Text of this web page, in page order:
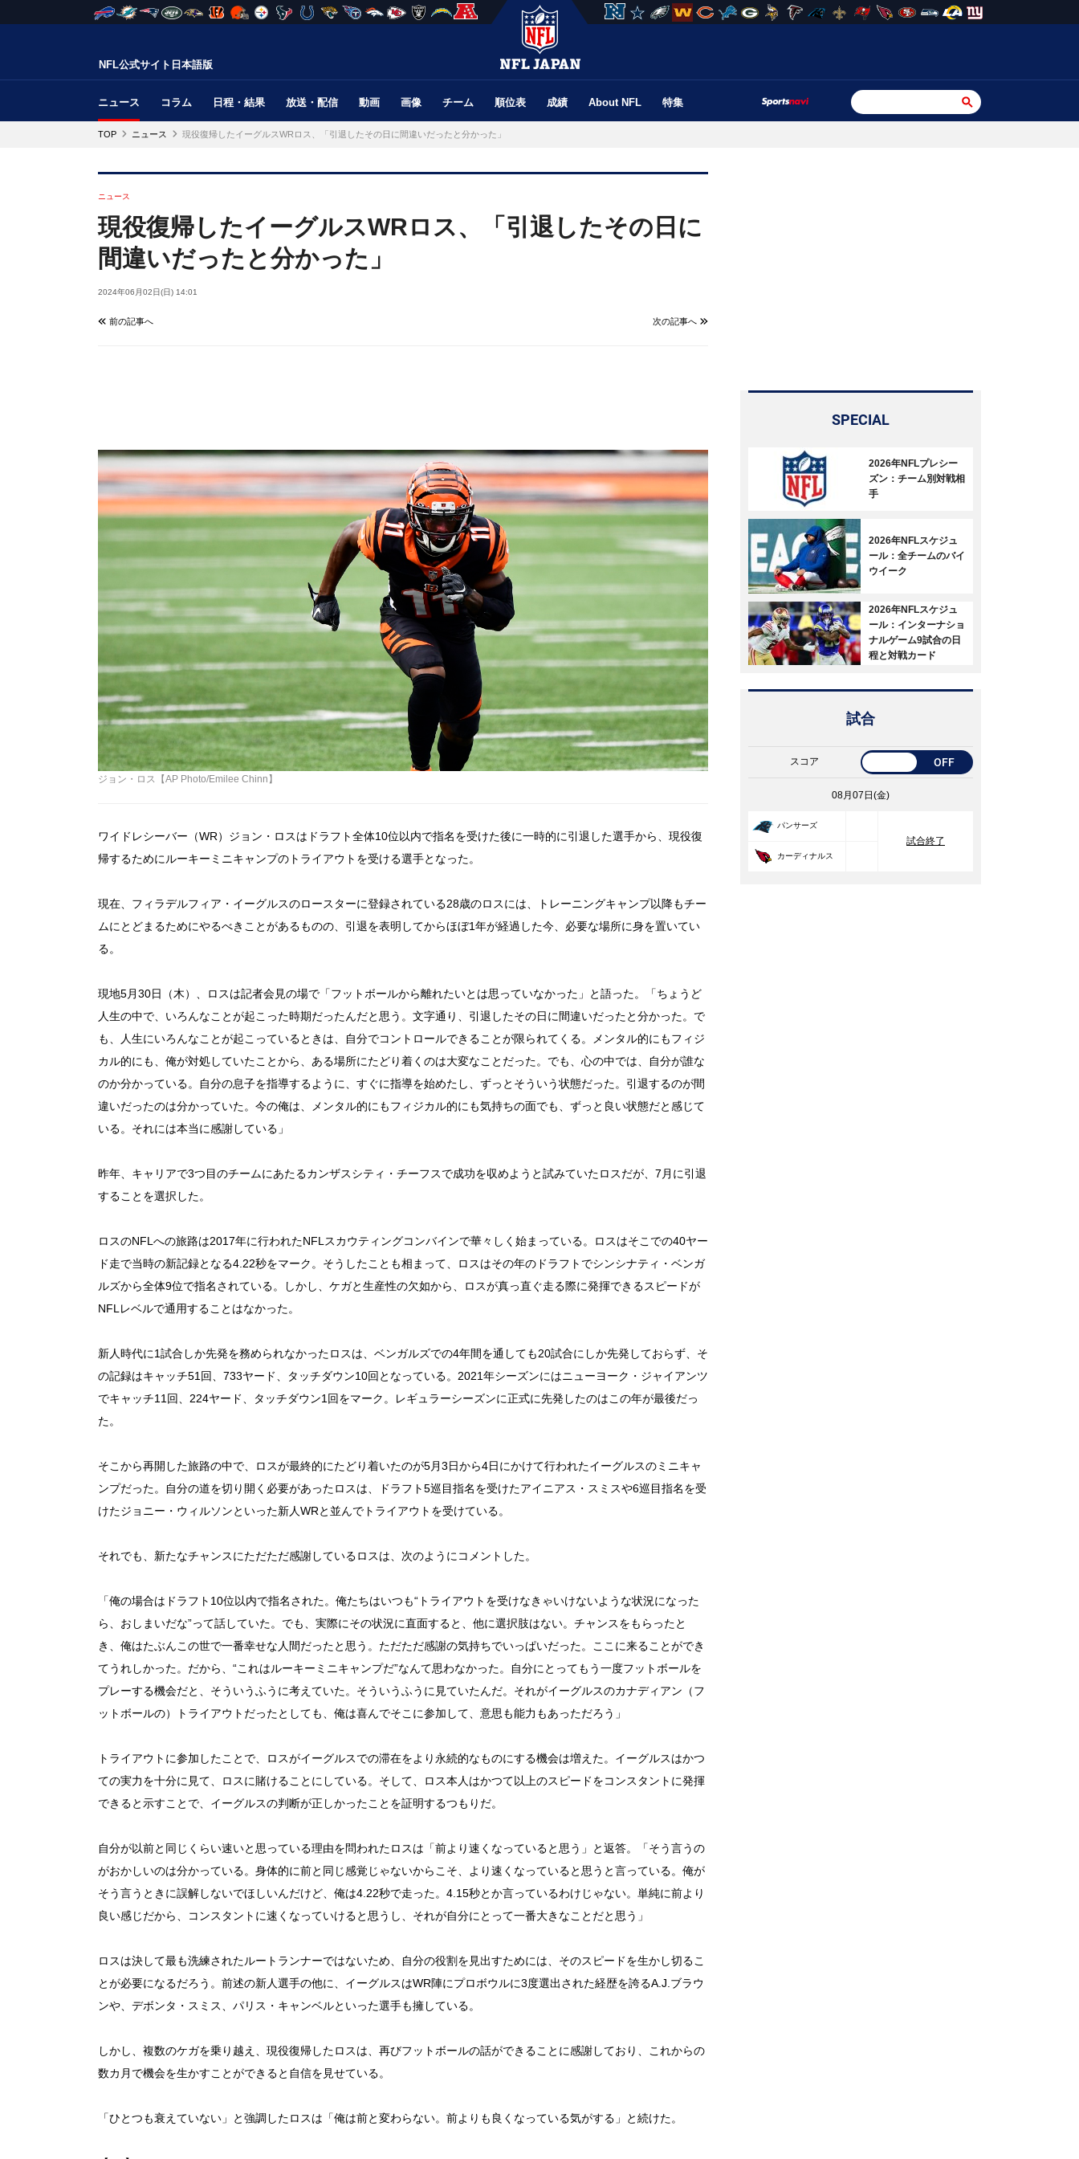
NFL公式サイト日本語版
ニュース コラム 日程・結果 放送・配信 動画 画像 チーム 順位表 成績 About NFL 特集
TOP ニュース 現役復帰したイーグルスWRロス、「引退したその日に間違いだったと分かった」
ニュース
現役復帰したイーグルスWRロス、「引退したその日に
間違いだったと分かった」
2024年06月02日(日) 14:01
前の記事へ 次の記事へ
ジョン・ロス【AP Photo/Emilee Chinn】
ワイドレシーバー（WR）ジョン・ロスはドラフト全体10位以内で指名を受けた後に一時的に引退した選手から、現役復
帰するためにルーキーミニキャンプのトライアウトを受ける選手となった。
現在、フィラデルフィア・イーグルスのロースターに登録されている28歳のロスには、トレーニングキャンプ以降もチー
ムにとどまるためにやるべきことがあるものの、引退を表明してからほぼ1年が経過した今、必要な場所に身を置いてい
る。
現地5月30日（木）、ロスは記者会見の場で「フットボールから離れたいとは思っていなかった」と語った。「ちょうど
人生の中で、いろんなことが起こった時期だったんだと思う。文字通り、引退したその日に間違いだったと分かった。で
も、人生にいろんなことが起こっているときは、自分でコントロールできることが限られてくる。メンタル的にもフィジ
カル的にも、俺が対処していたことから、ある場所にたどり着くのは大変なことだった。でも、心の中では、自分が誰な
のか分かっている。自分の息子を指導するように、すぐに指導を始めたし、ずっとそういう状態だった。引退するのが間
違いだったのは分かっていた。今の俺は、メンタル的にもフィジカル的にも気持ちの面でも、ずっと良い状態だと感じて
いる。それには本当に感謝している」
昨年、キャリアで3つ目のチームにあたるカンザスシティ・チーフスで成功を収めようと試みていたロスだが、7月に引退
することを選択した。
ロスのNFLへの旅路は2017年に行われたNFLスカウティングコンバインで華々しく始まっている。ロスはそこでの40ヤー
ド走で当時の新記録となる4.22秒をマーク。そうしたことも相まって、ロスはその年のドラフトでシンシナティ・ベンガ
ルズから全体9位で指名されている。しかし、ケガと生産性の欠如から、ロスが真っ直ぐ走る際に発揮できるスピードが
NFLレベルで通用することはなかった。
新人時代に1試合しか先発を務められなかったロスは、ベンガルズでの4年間を通しても20試合にしか先発しておらず、そ
の記録はキャッチ51回、733ヤード、タッチダウン10回となっている。2021年シーズンにはニューヨーク・ジャイアンツ
でキャッチ11回、224ヤード、タッチダウン1回をマーク。レギュラーシーズンに正式に先発したのはこの年が最後だっ
た。
そこから再開した旅路の中で、ロスが最終的にたどり着いたのが5月3日から4日にかけて行われたイーグルスのミニキャ
ンプだった。自分の道を切り開く必要があったロスは、ドラフト5巡目指名を受けたアイニアス・スミスや6巡目指名を受
けたジョニー・ウィルソンといった新人WRと並んでトライアウトを受けている。
それでも、新たなチャンスにただただ感謝しているロスは、次のようにコメントした。
「俺の場合はドラフト10位以内で指名された。俺たちはいつも“トライアウトを受けなきゃいけないような状況になった
ら、おしまいだな”って話していた。でも、実際にその状況に直面すると、他に選択肢はない。チャンスをもらったと
き、俺はたぶんこの世で一番幸せな人間だったと思う。ただただ感謝の気持ちでいっぱいだった。ここに来ることができ
てうれしかった。だから、“これはルーキーミニキャンプだ”なんて思わなかった。自分にとってもう一度フットボールを
プレーする機会だと、そういうふうに考えていた。そういうふうに見ていたんだ。それがイーグルスのカナディアン（フ
ットボールの）トライアウトだったとしても、俺は喜んでそこに参加して、意思も能力もあっただろう」
トライアウトに参加したことで、ロスがイーグルスでの滞在をより永続的なものにする機会は増えた。イーグルスはかつ
ての実力を十分に見て、ロスに賭けることにしている。そして、ロス本人はかつて以上のスピードをコンスタントに発揮
できると示すことで、イーグルスの判断が正しかったことを証明するつもりだ。
自分が以前と同じくらい速いと思っている理由を問われたロスは「前より速くなっていると思う」と返答。「そう言うの
がおかしいのは分かっている。身体的に前と同じ感覚じゃないからこそ、より速くなっていると思うと言っている。俺が
そう言うときに誤解しないでほしいんだけど、俺は4.22秒で走った。4.15秒とか言っているわけじゃない。単純に前より
良い感じだから、コンスタントに速くなっていけると思うし、それが自分にとって一番大きなことだと思う」
ロスは決して最も洗練されたルートランナーではないため、自分の役割を見出すためには、そのスピードを生かし切るこ
とが必要になるだろう。前述の新人選手の他に、イーグルスはWR陣にプロボウルに3度選出された経歴を誇るA.J.ブラウ
ンや、デボンタ・スミス、パリス・キャンベルといった選手も擁している。
しかし、複数のケガを乗り越え、現役復帰したロスは、再びフットボールの話ができることに感謝しており、これからの
数カ月で機会を生かすことができると自信を見せている。
「ひとつも衰えていない」と強調したロスは「俺は前と変わらない。前よりも良くなっている気がする」と続けた。
SPECIAL
2026年NFLプレシー
ズン：チーム別対戦相
手
2026年NFLスケジュ
ール：全チームのバイ
ウイーク
2026年NFLスケジュ
ール：インターナショ
ナルゲーム9試合の日
程と対戦カード
試合
スコア OFF
08月07日(金)
パンサーズ
試合終了
カーディナルス